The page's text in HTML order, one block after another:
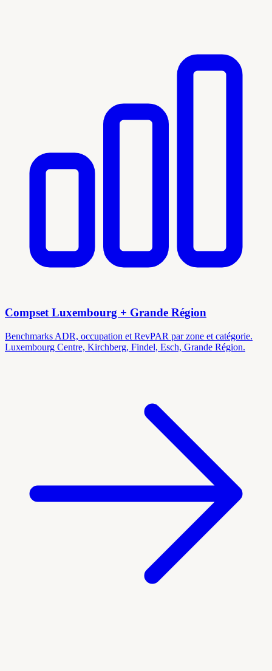
Compset Luxembourg + Grande Région
Benchmarks ADR, occupation et RevPAR par zone et catégorie.
Luxembourg Centre, Kirchberg, Findel, Esch, Grande Région.